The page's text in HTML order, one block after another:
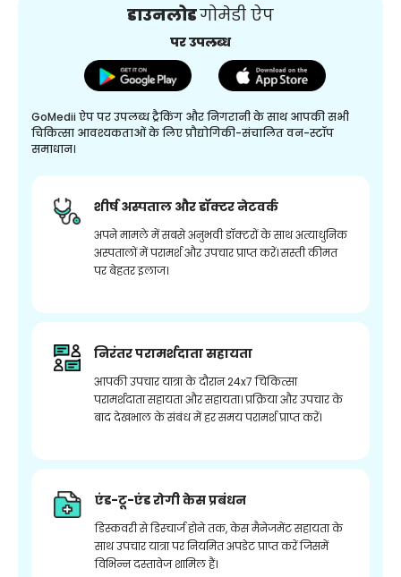
डाउनलोडगोमेडी ऐप
पर उपलब्ध
GoMedii ऐप पर उपलब्ध ट्रैकिंग और निगरानी के साथ आपकी सभी
चिकित्सा आवश्यकताओं के लिए प्रौद्योगिकी-संचालित वन-स्टॉप
समाधान।
शीर्ष अस्पताल और डॉक्टर नेटवर्क
अपने मामले में सबसे अनुभवी डॉक्टरों के साथ अत्याधुनिक
अस्पतालों में परामर्श और उपचार प्राप्त करें। सस्ती कीमत
पर बेहतर इलाज।
निरंतर परामर्शदाता सहायता
आपकी उपचार यात्रा के दौरान 24x7 चिकित्सा
परामर्शदाता सहायता और सहायता। प्रक्रिया और उपचार के
बाद देखभाल के संबंध में हर समय परामर्श प्राप्त करें।
एंड-टू-एंड रोगी केस प्रबंधन
डिस्कवरी से डिस्चार्ज होने तक, केस मैनेजमेंट सहायता के
साथ उपचार यात्रा पर नियमित अपडेट प्राप्त करें जिसमें
विभिन्न दस्तावेज शामिल हैं।